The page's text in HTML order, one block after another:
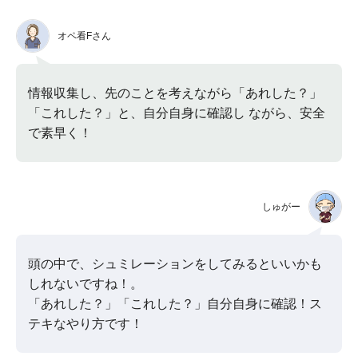
オペ看Fさん
情報収集し、先のことを考えながら「あれした？」
「これした？」と、自分自身に確認し ながら、安全
で素早く！
しゅがー
頭の中で、シュミレーションをしてみるといいかも
しれないですね！。
「あれした？」「これした？」自分自身に確認！ス
テキなやり方です！